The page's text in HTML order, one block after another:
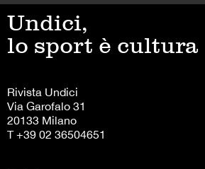
Undici,
lo sport è cultura
Rivista Undici
Via Garofalo 31
20133 Milano
T +39 02 36504651